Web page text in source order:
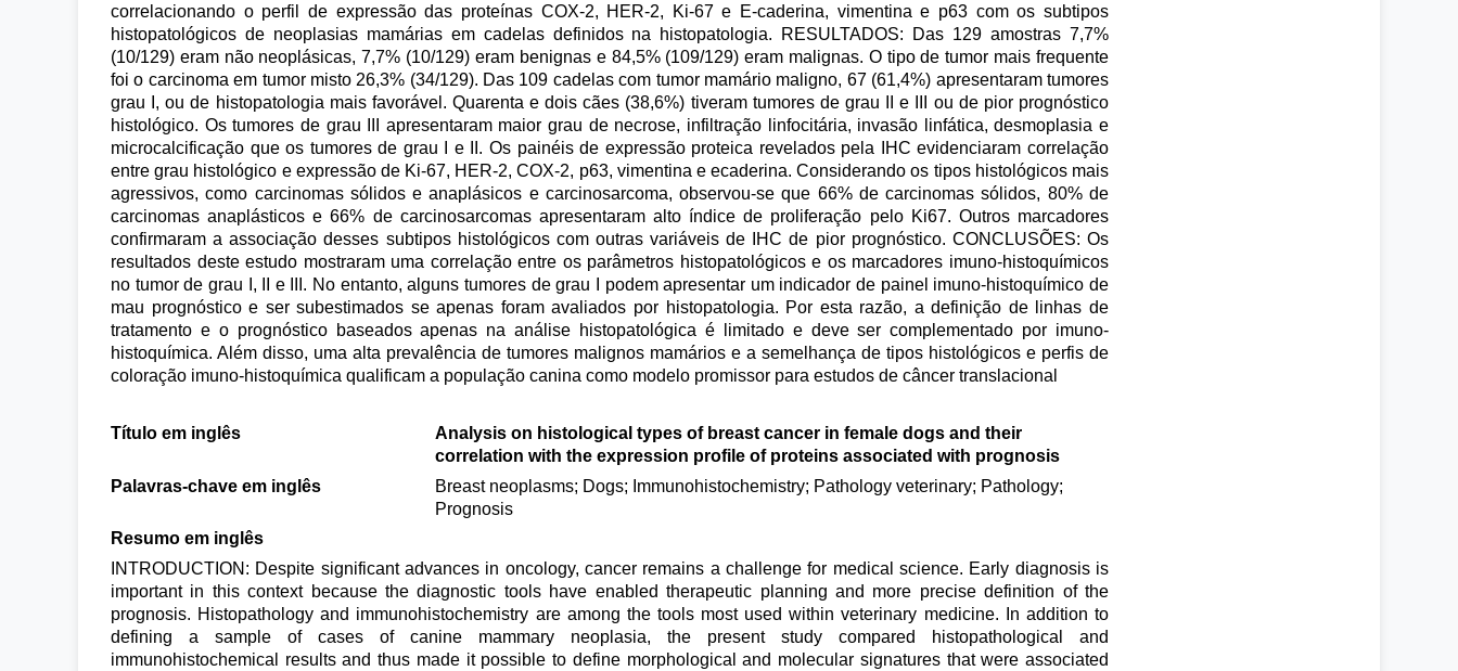
correlacionando o perfil de expressão das proteínas COX-2, HER-2, Ki-67 e E-caderina, vimentina e p63 com os subtipos
histopatológicos de neoplasias mamárias em cadelas definidos na histopatologia. RESULTADOS: Das 129 amostras 7,7%
(10/129) eram não neoplásicas, 7,7% (10/129) eram benignas e 84,5% (109/129) eram malignas. O tipo de tumor mais frequente
foi o carcinoma em tumor misto 26,3% (34/129). Das 109 cadelas com tumor mamário maligno, 67 (61,4%) apresentaram tumores
grau I, ou de histopatologia mais favorável. Quarenta e dois cães (38,6%) tiveram tumores de grau II e III ou de pior prognóstico
histológico. Os tumores de grau III apresentaram maior grau de necrose, infiltração linfocitária, invasão linfática, desmoplasia e
microcalcificação que os tumores de grau I e II. Os painéis de expressão proteica revelados pela IHC evidenciaram correlação
entre grau histológico e expressão de Ki-67, HER-2, COX-2, p63, vimentina e ecaderina. Considerando os tipos histológicos mais
agressivos, como carcinomas sólidos e anaplásicos e carcinosarcoma, observou-se que 66% de carcinomas sólidos, 80% de
carcinomas anaplásticos e 66% de carcinosarcomas apresentaram alto índice de proliferação pelo Ki67. Outros marcadores
confirmaram a associação desses subtipos histológicos com outras variáveis de IHC de pior prognóstico. CONCLUSÕES: Os
resultados deste estudo mostraram uma correlação entre os parâmetros histopatológicos e os marcadores imuno-histoquímicos
no tumor de grau I, II e III. No entanto, alguns tumores de grau I podem apresentar um indicador de painel imuno-histoquímico de
mau prognóstico e ser subestimados se apenas foram avaliados por histopatologia. Por esta razão, a definição de linhas de
tratamento e o prognóstico baseados apenas na análise histopatológica é limitado e deve ser complementado por imuno-
histoquímica. Além disso, uma alta prevalência de tumores malignos mamários e a semelhança de tipos histológicos e perfis de
coloração imuno-histoquímica qualificam a população canina como modelo promissor para estudos de câncer translacional
Título em inglês
Analysis on histological types of breast cancer in female dogs and their
correlation with the expression profile of proteins associated with prognosis
Palavras-chave em inglês
Breast neoplasms; Dogs; Immunohistochemistry; Pathology veterinary; Pathology;
Prognosis
Resumo em inglês
INTRODUCTION: Despite significant advances in oncology, cancer remains a challenge for medical science. Early diagnosis is
important in this context because the diagnostic tools have enabled therapeutic planning and more precise definition of the
prognosis. Histopathology and immunohistochemistry are among the tools most used within veterinary medicine. In addition to
defining a sample of cases of canine mammary neoplasia, the present study compared histopathological and
immunohistochemical results and thus made it possible to define morphological and molecular signatures that were associated